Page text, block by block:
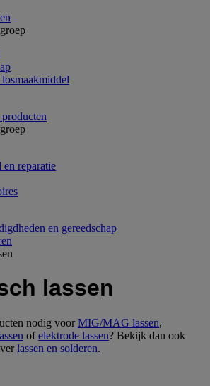
reparatie
en gereedschap
lassen
nodig voorMIG/MAG lassen,
ofelektrode lassen? Bekijk dan ook
lassen en solderen.